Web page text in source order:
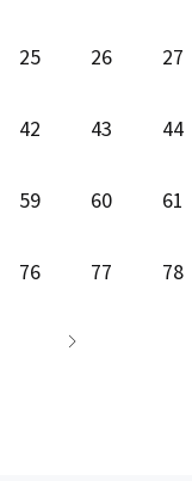
25 26 27
42 43 44
59 60 61
76 77 78